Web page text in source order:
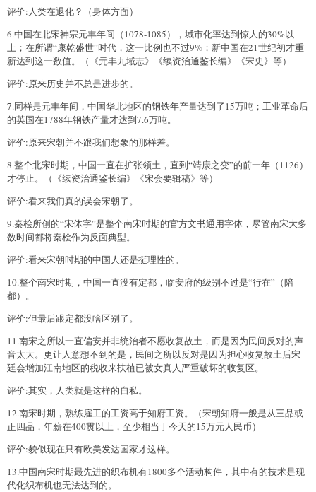
评价:人类在退化？（身体方面）
6.中国在北宋神宗元丰年间（1078-1085），城市化率达到惊人的30%以
上；在所谓“康乾盛世”时代，这一比例也不过9%；新中国在21世纪初才重
新达到这一数值。（《元丰九域志》《续资治通鉴长编》《宋史》等）
评价:原来历史并不总是进步的。
7.同样是元丰年间，中国华北地区的钢铁年产量达到了15万吨；工业革命后
的英国在1788年钢铁产量才达到7.6万吨。
评价:原来宋朝并不跟我们想象的那样差。
8.整个北宋时期，中国一直在扩张领土，直到“靖康之变”的前一年（1126）
才停止。（《续资治通鉴长编》《宋会要辑稿》等）
评价:看来我们真的误会宋朝了。
9.秦桧所创的“宋体字”是整个南宋时期的官方文书通用字体，尽管南宋大多
数时间都将秦桧作为反面典型。
评价:看来宋朝时期的中国人还是挺理性的。
10.整个南宋时期，中国一直没有定都，临安府的级别不过是“行在”（陪
都）。
评价:但最后跟定都没啥区别了。
11.南宋之所以一直偏安并非统治者不愿收复故土，而是因为民间反对的声
音太大。更让人意想不到的是，民间之所以反对是因为担心收复故土后宋
廷会增加江南地区的税收来扶植已被女真人严重破坏的收复区。
评价:其实，人类就是这样的自私。
12.南宋时期，熟练雇工的工资高于知府工资。（宋朝知府一般是从三品或
正四品，年薪在400贯以上，至少相当于今天的15万元人民币）
评价:貌似现在只有欧美发达国家才这样。
13.中国南宋时期最先进的织布机有1800多个活动构件，其中有的技术是现
代化织布机也无法达到的。